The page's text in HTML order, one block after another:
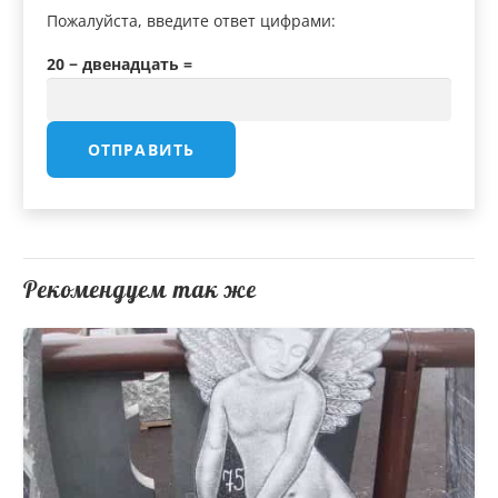
Пожалуйста, введите ответ цифрами:
20 − двенадцать =
Рекомендуем так же